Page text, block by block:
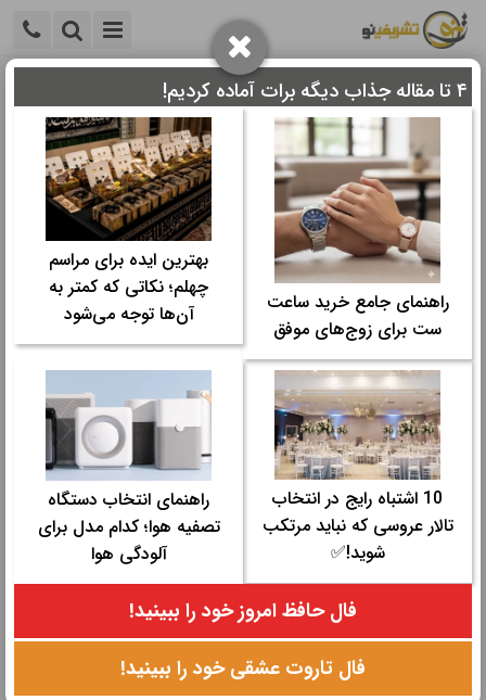
خانه >سایر>سایر مقالات> انواع ساک دستی کاغذی؛ مزایا و
معایب
انواع ساک دستی کاغذی؛ مزایا و معایب
زمان مورد نیاز برای مطالعه:۸ دقیقه
تاریخ نگارش: ۲۲ آبان ۱۴۰۲ - ۰۹:۲۰
تعداد رای‌دهندگان:
۰ ۰
دسته ها: سایر مقالات
ساک دستی کاغذی معمولاً از کاغذ با دوام و با ضخامت مناسب ساخته
شده است و در اندازه ها و اشکال مختلفی قابل دسترس است. برخی از
استفاده های معمول این ساک ها شامل حمل خریدهای روزانه، بسته بندی
اجناس خریداری شده، تحویل سفارش غذا و یا کالاهایی هستند که نیاز به
بسته بندی دارند.
۴ تا مقاله جذاب دیگه برات آماده کردیم!
راهنمای جامع خرید ساعت
ست برای زوج‌های موفق
بهترین ایده برای مراسم
چهلم؛ نکاتی که کمتر به
آن‌ها توجه می‌شود
10 اشتباه رایج در انتخاب
تالار عروسی که نباید مرتکب
شوید!✅
راهنمای انتخاب دستگاه
تصفیه هوا؛ کدام مدل برای
آلودگی هوا
فال حافظ امروز خود را ببینید!
فال تاروت عشقی خود را ببینید!